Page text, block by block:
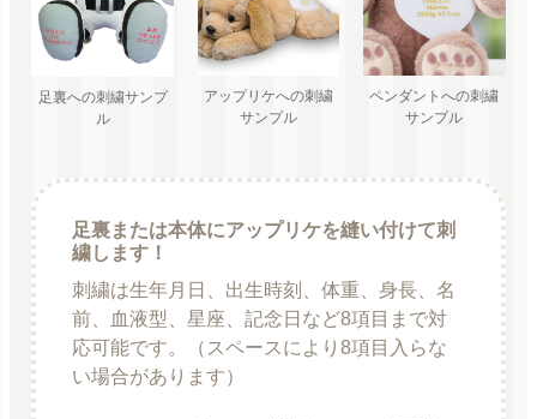
足裏への刺繍サンプ
ル
アップリケへの刺繍
サンプル
ペンダントへの刺繍
サンプル
足裏または本体にアップリケを縫い付けて刺
繍します！
刺繍は生年月日、出生時刻、体重、身長、名
前、血液型、星座、記念日など8項目まで対
応可能です。（スペースにより8項目入らな
い場合があります）